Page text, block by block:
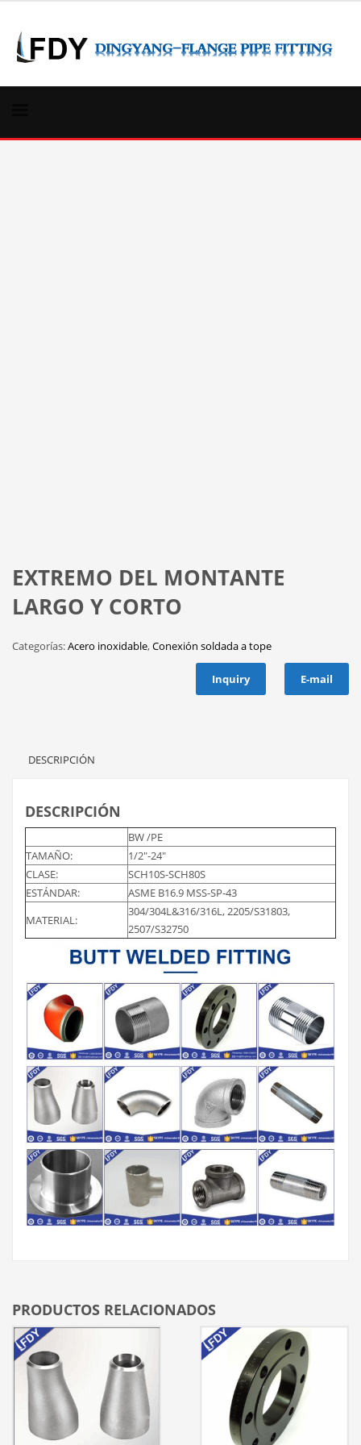
EXTREMO DEL MONTANTE
LARGO Y CORTO
Categorías:Acero inoxidable,Conexión soldada a tope
Inquiry E-mail
DESCRIPCIÓN
DESCRIPCIÓN
BW /PE
TAMAÑO:
1/2″-24″
CLASE:
SCH10S-SCH80S
ESTÁNDAR:
ASME B16.9 MSS-SP-43
MATERIAL:
304/304L&316/316L, 2205/S31803,
2507/S32750
PRODUCTOS RELACIONADOS